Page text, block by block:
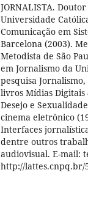
JORNALISTA.
Universidade
Comunicação em
Barcelona (2003).
Metodista de São
em Jornalismo da
pesquisa
livros Mídias Digitais
Desejo e
cinema eletrônico
Interfaces
dentre outros
audiovisual. E-mail:
http://lattes.cnpq.br/